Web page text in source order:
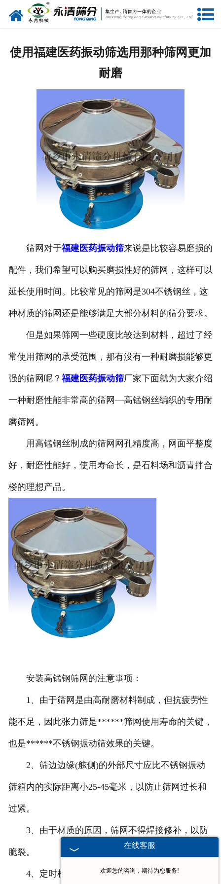
网站首页
产品中心
资质荣誉
服务准则
视频中心
联系我们
使用福建医药振动筛选用那种筛网更加
耐磨
筛网对于福建医药振动筛来说是比较容易磨损的
配件，我们希望可以购买磨损性好的筛网，这样可以
延长使用时间。比较常见的筛网是304不锈钢丝，这
种材质的筛网还是能够满足大部分材料的筛分要求。
但是如果筛网一些硬度比较达到材料，超过了经
常使用筛网的承受范围，那有没有一种耐磨损能够更
强的筛网呢？ 福建医药振动筛厂家下面就为大家介绍
一种耐磨性能非常高的筛网—高锰钢丝编织的专用耐
磨筛网。
用高锰钢丝制成的筛网网孔精度高，网面平整度
好，耐磨性能好，使用寿命长，是石料场和沥青拌合
楼的理想产品。
安装高锰钢筛网的注意事项：
1、由于筛网是由高耐磨材料制成，但抗疲劳性
能不足，因此张力筛是******筛网使用寿命的关键，
也是******不锈钢振动筛效果的关键。
2、筛边边缘(舷侧)的外部尺寸应比不锈钢振动
筛箱内的实际距离小25-45毫米，以防止筛网过长和
过紧。
3、由于材质的原因，筛网不得焊接修补，以防
脆裂。
4、定时检查不锈钢振动筛筛网张紧情况。
在线客服
欢迎您的咨询，期待为您服务!